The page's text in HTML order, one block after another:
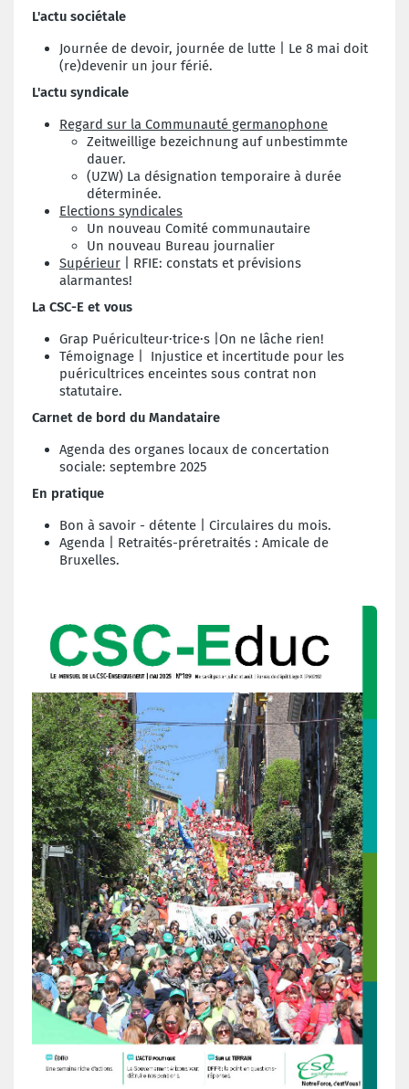
L'actu sociétale
Journée de devoir, journée de lutte | Le 8 mai doit
(re)devenir un jour férié.
L'actu syndicale
Regard sur la Communauté germanophone
Zeitweillige bezeichnung auf unbestimmte
dauer.
(UZW) La désignation temporaire à durée
déterminée.
Elections syndicales
Un nouveau Comité communautaire
Un nouveau Bureau journalier
Supérieur | RFIE: constats et prévisions
alarmantes!
La CSC-E et vous
Grap Puériculteur·trice·s |On ne lâche rien!
Témoignage | Injustice et incertitude pour les
puéricultrices enceintes sous contrat non
statutaire.
Carnet de bord du Mandataire
Agenda des organes locaux de concertation
sociale: septembre 2025
En pratique
Bon à savoir - détente | Circulaires du mois.
Agenda | Retraités-préretraités : Amicale de
Bruxelles.